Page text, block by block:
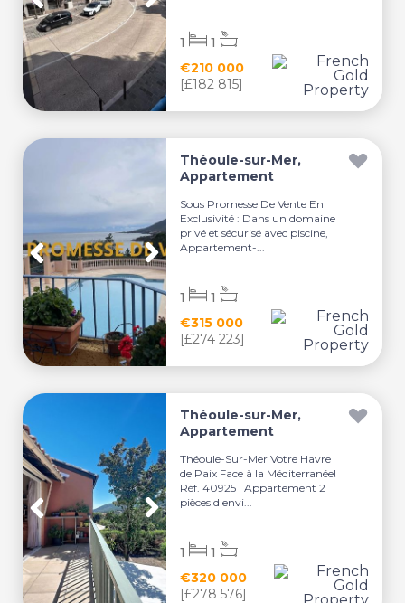
€210 000
[£182 815]
1 1
Théoule-sur-Mer,
Appartement
Sous Promesse De Vente En
Exclusivité : Dans un domaine
privé et sécurisé avec piscine,
Appartement-...
€315 000
[£274 223]
1 1
Théoule-sur-Mer,
Appartement
Théoule-Sur-Mer Votre Havre
de Paix Face à la Méditerranée!
Réf. 40925 | Appartement 2
pièces d'envi...
€320 000
[£278 576]
1 1